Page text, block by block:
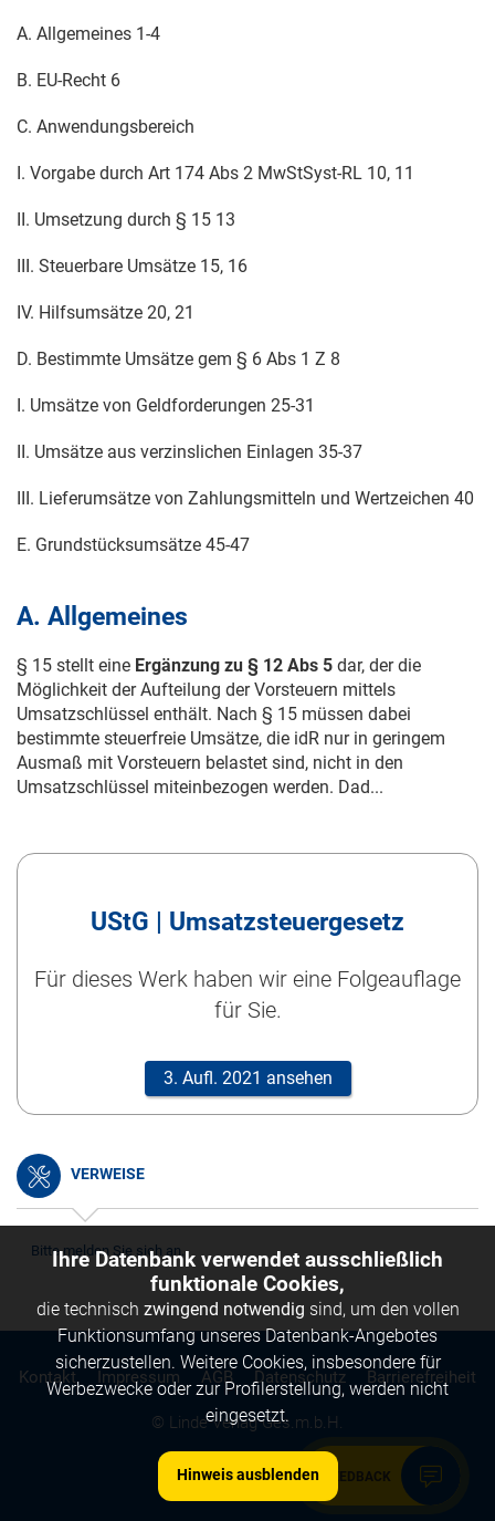
FEEDBACK
A. Allgemeines 1-4
B. EU-Recht 6
C. Anwendungsbereich
I. Vorgabe durch Art 174 Abs 2 MwStSyst-RL 10, 11
II. Umsetzung durch § 15 13
III. Steuerbare Umsätze 15, 16
IV. Hilfsumsätze 20, 21
D. Bestimmte Umsätze gem § 6 Abs 1 Z 8
I. Umsätze von Geldforderungen 25-31
II. Umsätze aus verzinslichen Einlagen 35-37
III. Lieferumsätze von Zahlungsmitteln und Wertzeichen 40
E. Grundstücksumsätze 45-47
A. Allgemeines
§ 15 stellt eine Ergänzung zu § 12 Abs 5 dar, der die
Möglichkeit der Aufteilung der Vorsteuern mittels
Umsatzschlüssel enthält. Nach § 15 müssen dabei
bestimmte steuerfreie Umsätze, die idR nur in geringem
Ausmaß mit Vorsteuern belastet sind, nicht in den
Umsatzschlüssel miteinbezogen werden. Dad...
UStG | Umsatzsteuergesetz
Für dieses Werk haben wir eine Folgeauflage
für Sie.
3. Aufl. 2021 ansehen
VERWEISE
Bitte melden Sie sich an.
© Linde Verlag Ges.m.b.H.
Kontakt Impressum AGB Datenschutz Barrierefreiheit
Ihre Datenbank verwendet ausschließlich
funktionale Cookies,
die technisch zwingend notwendig sind, um den vollen
Funktionsumfang unseres Datenbank-Angebotes
sicherzustellen. Weitere Cookies, insbesondere für
Werbezwecke oder zur Profilerstellung, werden nicht
eingesetzt.
Hinweis ausblenden